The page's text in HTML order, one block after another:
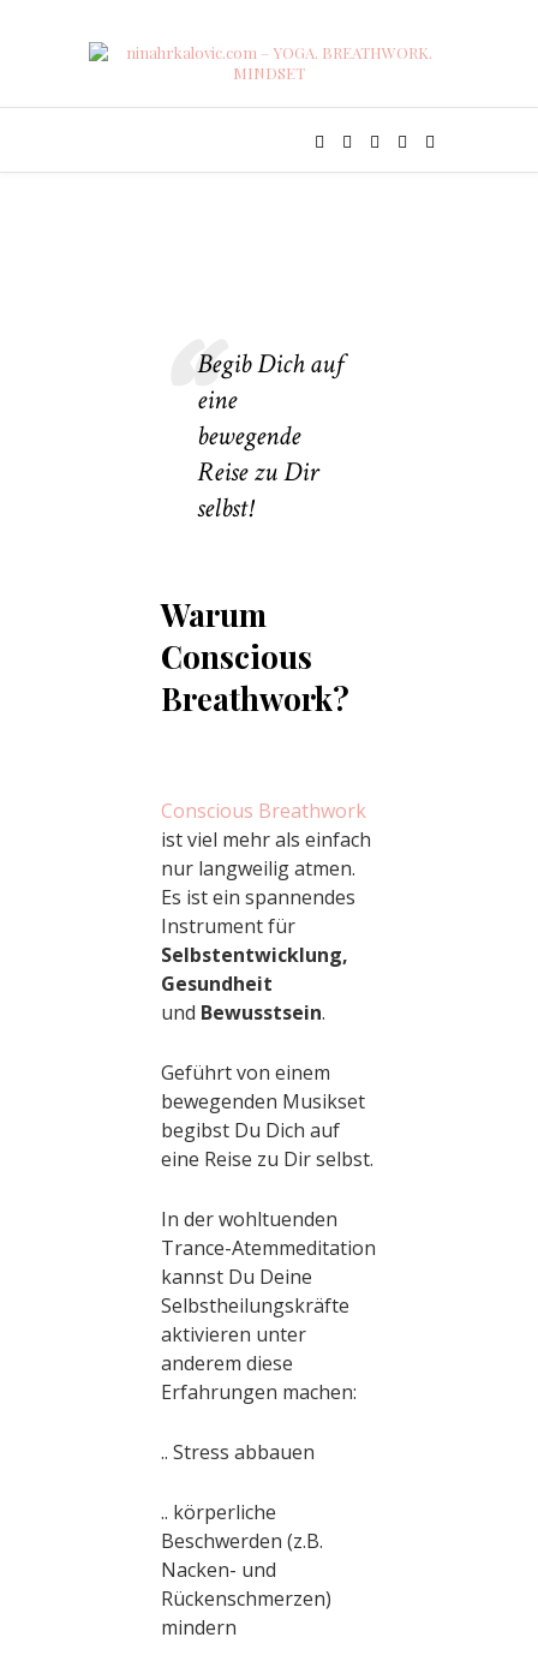
Begib Dich auf
eine
bewegende
Reise zu Dir
selbst!
Warum
Conscious
Breathwork?
Conscious Breathwork
ist viel mehr als einfach
nur langweilig atmen.
Es ist ein spannendes
Instrument für
Selbstentwicklung,
Gesundheit
und Bewusstsein.
Geführt von einem
bewegenden Musikset
begibst Du Dich auf
eine Reise zu Dir selbst.
In der wohltuenden
Trance-Atemmeditation
kannst Du Deine
Selbstheilungskräfte
aktivieren unter
anderem diese
Erfahrungen machen:
.. Stress abbauen
.. körperliche
Beschwerden (z.B.
Nacken- und
Rückenschmerzen)
mindern